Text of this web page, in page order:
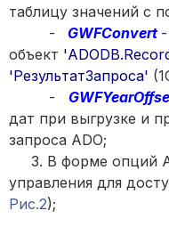
таблицу значений с
-
GWFConvert
объект
'РезультатЗапроса'
-
дат при выгрузке и
запроса ADO;
3. В форме опций
управления для
Рис.2);